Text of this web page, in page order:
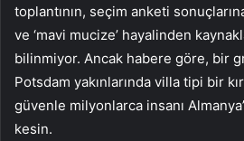
toplantının, seçim anketi
ve ‘mavi mucize’ hayalinden
bilinmiyor. Ancak habere göre, bir
Potsdam yakınlarında villa tipi bir
güvenle milyonlarca insanı
kesin.